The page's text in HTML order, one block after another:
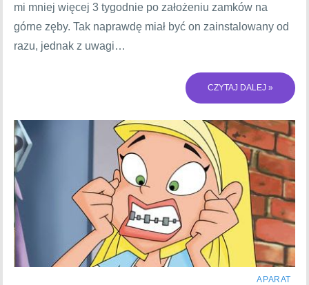
mi mniej więcej 3 tygodnie po założeniu zamków na
górne zęby. Tak naprawdę miał być on zainstalowany od
razu, jednak z uwagi…
CZYTAJ DALEJ »
APARAT